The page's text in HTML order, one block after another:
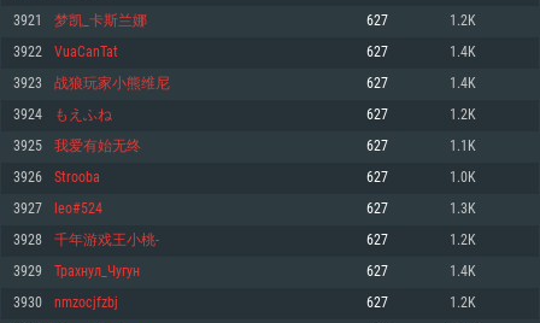
최소사양
운영체제: Windows 10 (64 bit)
프로세서: 2.2 GHz 듀얼코어 이상
메모리: 4GB
최소사양
운영체제: Mac OS Big Sur 11.0
프로세서: 최소 2.2 GHz의 Core i5 (Intel Xeon 은 지원하지 않습니다)
메모리: 6 GB
최소사양
운영체제: 64bit Linux 중 최신 버전
프로세서: 2.4 GHz 듀얼코어
메모리: 4 GB
3921 梦凯_卡斯兰娜 627 1.2K
3922 VuaCanTat 627 1.4K
3923 战狼玩家小熊维尼 627 1.4K
3924 もえふね 627 1.2K
3925 我爱有始无终 627 1.1K
3926 Strooba 627 1.0K
3927 leo#524 627 1.3K
3928 千年游戏王小桃- 627 1.2K
3929 Трахнул_Чугун 627 1.4K
3930 nmzocjfzbj 627 1.2K